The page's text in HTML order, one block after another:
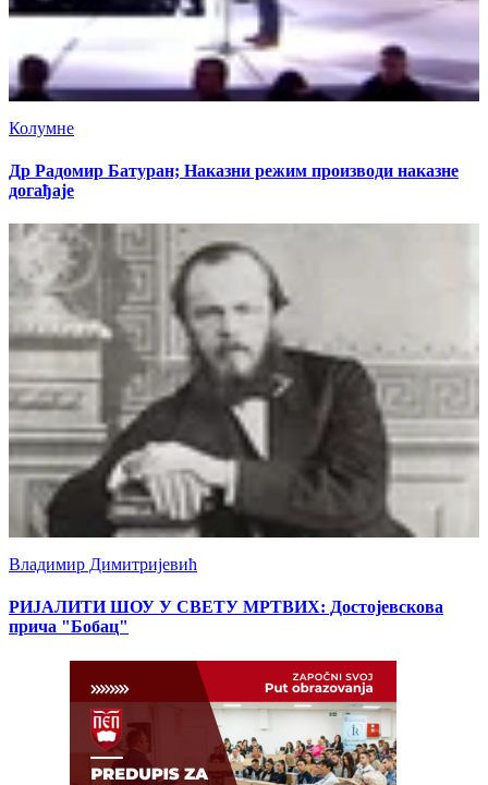
Колумне
Др Радомир Батуран; Наказни режим производи наказне
догађаје
Владимир Димитријевић
РИЈАЛИТИ ШОУ У СВЕТУ МРТВИХ: Достојевскова
прича "Бобац"